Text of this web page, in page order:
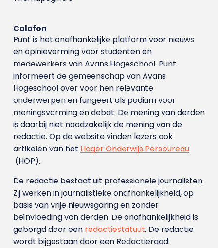
Colofon
Punt is het onafhankelijke platform voor nieuws
en opinievorming voor studenten en
medewerkers van Avans Hoge­school. Punt
informeert de gemeenschap van Avans
Hogeschool over voor hen relevante
onderwerpen en fungeert als podium voor
meningsvorming en debat. De mening van derden
is daarbij niet noodzakelijk de mening van de
redactie. Op de website vinden lezers ook
artikelen van het Hoger Onderwijs Persbureau
(HOP).
De redactie bestaat uit professionele journalisten.
Zij werken in journalistieke onafhankelijkheid, op
basis van vrije nieuwsgaring en zonder
beïnvloeding van derden. De onafhankelijkheid is
geborgd door een redactiestatuut. De redactie
wordt bijgestaan door een Redactieraad.